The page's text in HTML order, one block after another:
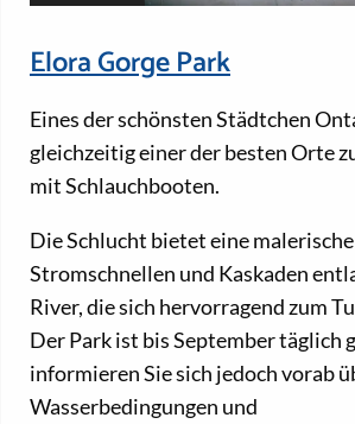
Elora Gorge Park
Eines der schönsten Städtchen
gleichzeitig einer der besten Orte
mit Schlauchbooten.
Die Schlucht bietet eine
Stromschnellen und Kaskaden
River, die sich hervorragend zum
Der Park ist bis September täglich
informieren Sie sich jedoch vorab
Wasserbedingungen und